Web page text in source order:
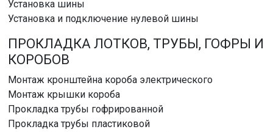
Установка шины
Установка и подключение нулевой шины
ПРОКЛАДКА ЛОТКОВ, ТРУБЫ, ГОФРЫ И
КОРОБОВ
Монтаж кронштейна короба электрического
Монтаж крышки короба
Прокладка трубы гофрированной
Прокладка трубы пластиковой